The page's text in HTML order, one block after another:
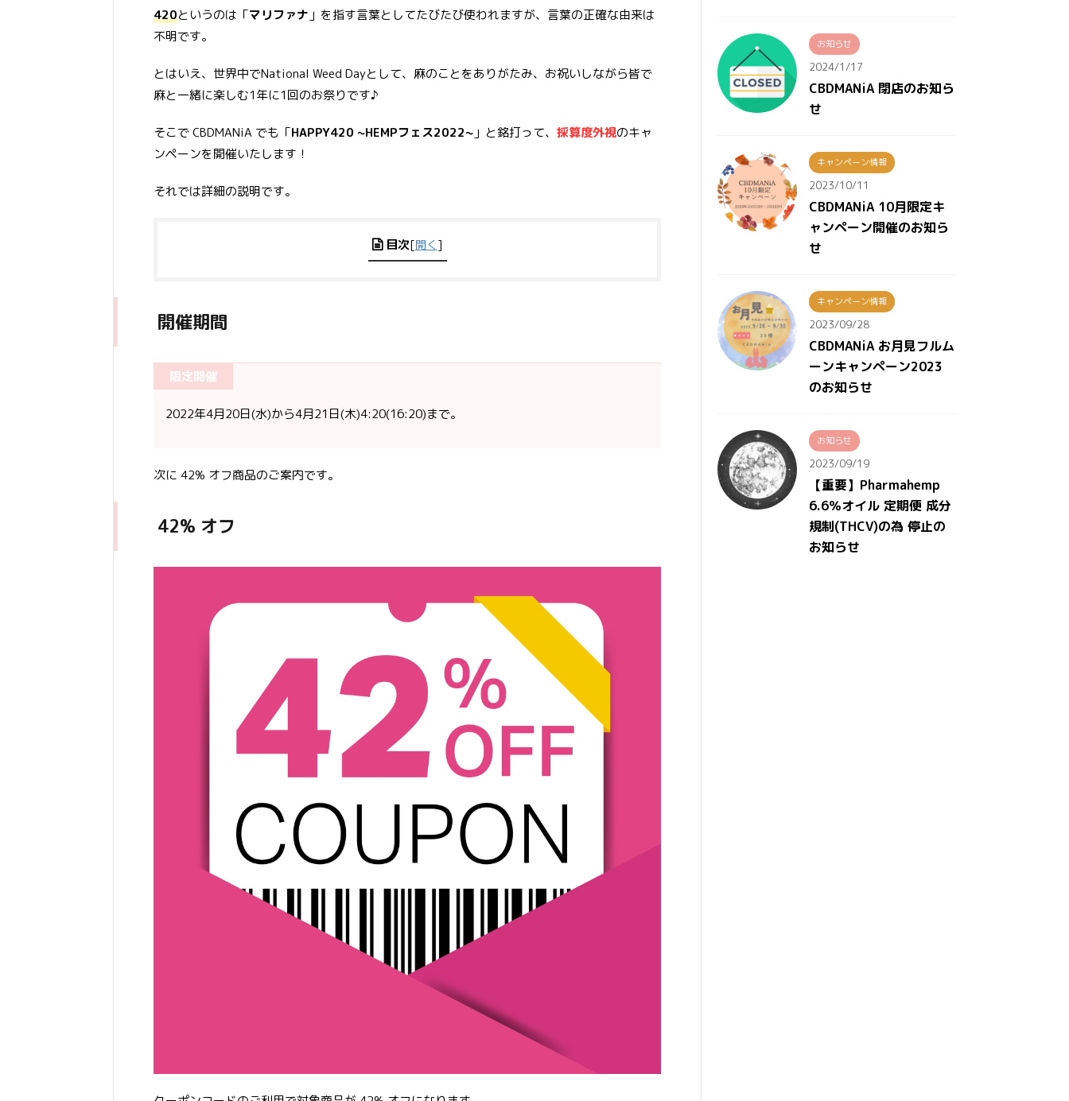
420というのは「マリファナ 」を指す言葉としてたびたび使われますが、言葉の正確な由来は
不明です。
とはいえ、世界中でNational Weed Dayとして、麻のことをありがたみ、お祝いしながら皆で
麻と一緒に楽しむ1年に1回のお祭りです♪
そこで CBDMANiA でも「HAPPY420 ~HEMPフェス2022~ 」と銘打って、 採算度外視のキャ
ンペーンを開催いたします！
それでは詳細の説明です。
目次[開く ]
開催期間
限定開催
2022年4月20日(水)から4月21日(木)4:20(16:20)まで。
次に 42% オフ商品のご案内です。
42% オフ
お知らせ
2024/1/17
CBDMANiA 閉店のお知ら
せ
キャンペーン情報
2023/10/11
CBDMANiA 10月限定キ
ャンペーン開催のお知ら
せ
キャンペーン情報
2023/09/28
CBDMANiA お月見フルム
ーンキャンペーン2023
のお知らせ
お知らせ
2023/09/19
【重要】Pharmahemp
6.6％オイル 定期便 成分
規制(THCV)の為 停止の
お知らせ